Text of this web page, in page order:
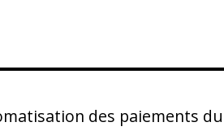
des paiements